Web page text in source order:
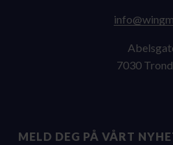
7030
MELD DEG PÅ VÅRT